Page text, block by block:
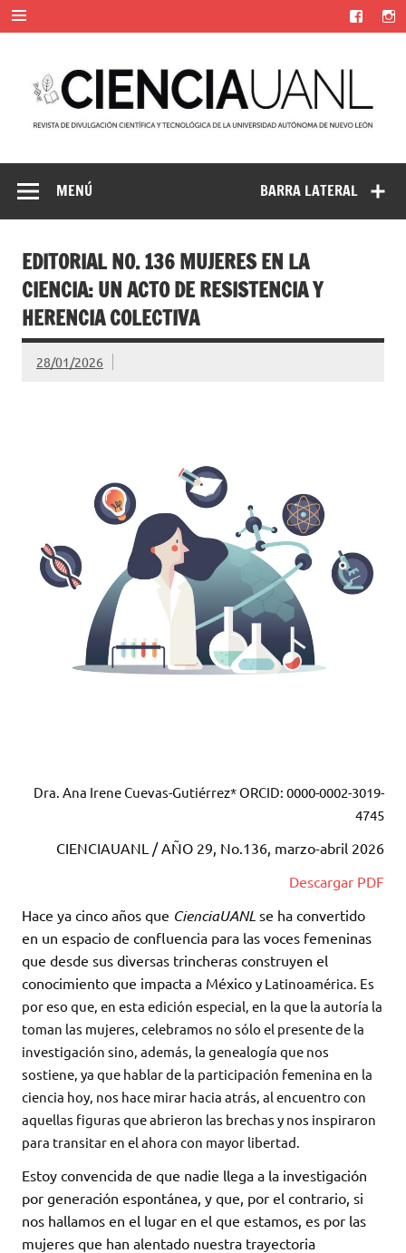
Saltar
contenido
Universidad Autónoma de Nuevo León
BARRA LATERAL
MENÚ
EDITORIAL NO. 136 MUJERES EN LA
CIENCIA: UN ACTO DE RESISTENCIA Y
HERENCIA COLECTIVA
28/01/2026
Dra. Ana Irene Cuevas-Gutiérrez*ORCID: 0000-0002-3019-
4745
CIENCIAUANL / AÑO 29, No.136, marzo-abril 2026
Descargar PDF
Hace ya cinco años que CienciaUANL se ha convertido
en un espacio de confluencia para las voces femeninas
que desde sus diversas trincheras construyen el
conocimiento que impacta a México y Latinoamérica. Es
por eso que, en esta edición especial, en la que la autoría la
toman las mujeres, celebramos no sólo el presente de la
investigación sino, además, la genealogía que nos
sostiene, ya que hablar de la participación femenina en la
ciencia hoy, nos hace mirar hacia atrás, al encuentro con
aquellas figuras que abrieron las brechas y nos inspiraron
para transitar en el ahora con mayor libertad.
Estoy convencida de que nadie llega a la investigación
por generación espontánea, y que, por el contrario, si
nos hallamos en el lugar en el que estamos, es por las
mujeres que han alentado nuestra trayectoria